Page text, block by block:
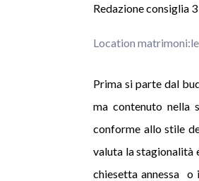
Redazione consiglia
Location
Prima si parte dal
ma contenuto nella
conforme allo stile
valuta la stagionalità
chiesetta annessa